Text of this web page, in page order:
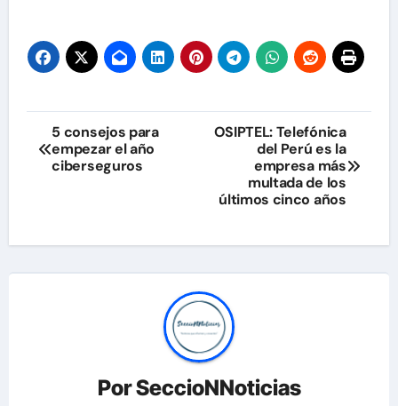
Navegación
de
5 consejos para
empezar el año
ciberseguros
OSIPTEL: Telefónica
del Perú es la
empresa más
multada de los
últimos cinco años
PorSeccioNNoticias